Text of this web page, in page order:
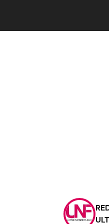
Contattaci
Pubblicità